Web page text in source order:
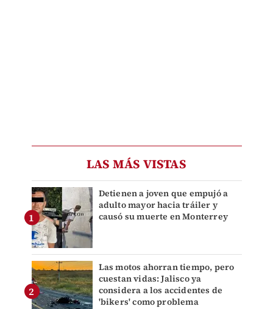
LAS MÁS VISTAS
Detienen a joven que empujó a
adulto mayor hacia tráiler y
causó su muerte en Monterrey
Las motos ahorran tiempo, pero
cuestan vidas: Jalisco ya
considera a los accidentes de
'bikers' como problema